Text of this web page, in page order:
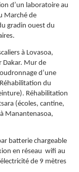
d’un laboratoire au
Marché de
gradin ouest du
à Lovasoa,
Dakar. Mur de
d’une
du
Réhabilitation
(écoles, cantine,
Manantenasoa,
batterie chargeable
en réseau wifi au
de 9 mètres